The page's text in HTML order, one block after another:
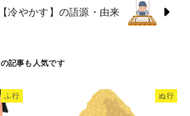
冷やかす】の語源・由来
ふ行 ぬ行